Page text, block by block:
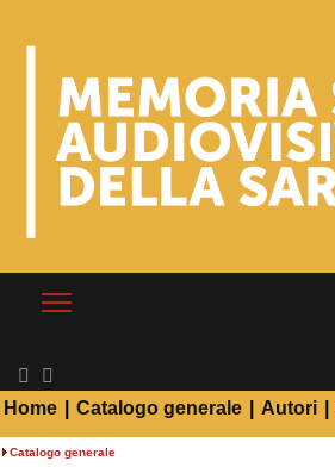
Home Catalogo generale Autori
Catalogo generale